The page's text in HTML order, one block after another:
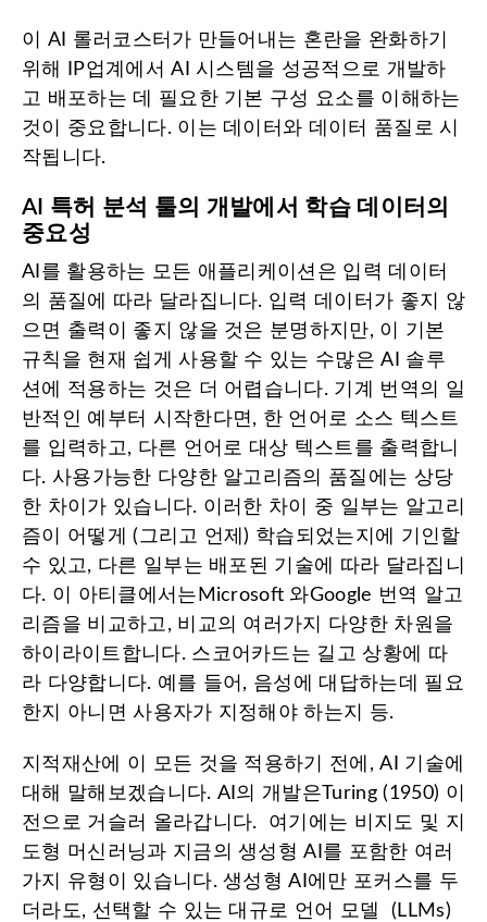
이 AI 롤러코스터가 만들어내는 혼란을 완화하기
위해 IP업계에서 AI 시스템을 성공적으로 개발하
고 배포하는 데 필요한 기본 구성 요소를 이해하는
것이 중요합니다. 이는 데이터와 데이터 품질로 시
작됩니다.
AI 특허 분석 툴의 개발에서 학습 데이터의
중요성
AI를 활용하는 모든 애플리케이션은 입력 데이터
의 품질에 따라 달라집니다. 입력 데이터가 좋지 않
으면 출력이 좋지 않을 것은 분명하지만, 이 기본
규칙을 현재 쉽게 사용할 수 있는 수많은 AI 솔루
션에 적용하는 것은 더 어렵습니다. 기계 번역의 일
반적인 예부터 시작한다면, 한 언어로 소스 텍스트
를 입력하고, 다른 언어로 대상 텍스트를 출력합니
다. 사용가능한 다양한 알고리즘의 품질에는 상당
한 차이가 있습니다. 이러한 차이 중 일부는 알고리
즘이 어떻게 (그리고 언제) 학습되었는지에 기인할
수 있고, 다른 일부는 배포된 기술에 따라 달라집니
다. 이 아티클에서는Microsoft 와Google 번역 알고
리즘을 비교하고, 비교의 여러가지 다양한 차원을
하이라이트합니다. 스코어카드는 길고 상황에 따
라 다양합니다. 예를 들어, 음성에 대답하는데 필요
한지 아니면 사용자가 지정해야 하는지 등.
지적재산에 이 모든 것을 적용하기 전에, AI 기술에
대해 말해보겠습니다. AI의 개발은Turing (1950) 이
전으로 거슬러 올라갑니다. 여기에는 비지도 및 지
도형 머신러닝과 지금의 생성형 AI를 포함한 여러
가지 유형이 있습니다. 생성형 AI에만 포커스를 두
더라도, 선택할 수 있는 대규로 언어 모델 (LLMs)